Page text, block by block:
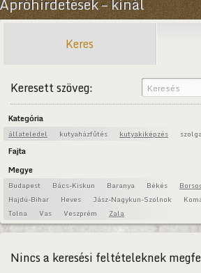
Keres
Keresett szöveg:
Kategória
állateledel kutyaházfűtés kutyakiképzés
Fajta
Megye
Budapest Bács-Kiskun Baranya Békés
Hajdú-Bihar
Heves Jász-Nagykun-Szolnok
Tolna
Vas Veszprém Zala
Nincs a keresési feltételeknek